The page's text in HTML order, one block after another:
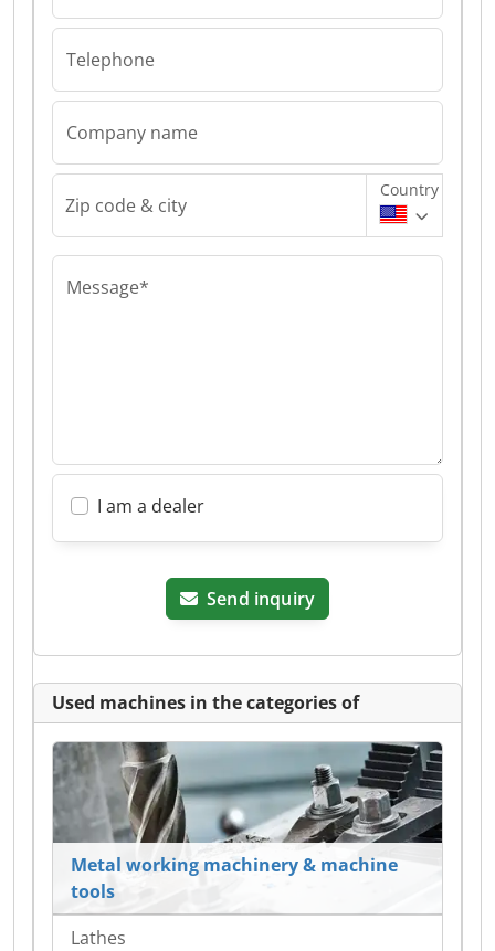
Telephone
Company name
Zip code & city
Country
Message*
I am a dealer
Send inquiry
Used machines in the categories of
Metal working machinery & machine
tools
Lathes